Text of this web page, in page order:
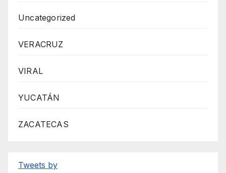
Uncategorized
VERACRUZ
VIRAL
YUCATÁN
ZACATECAS
Tweets by